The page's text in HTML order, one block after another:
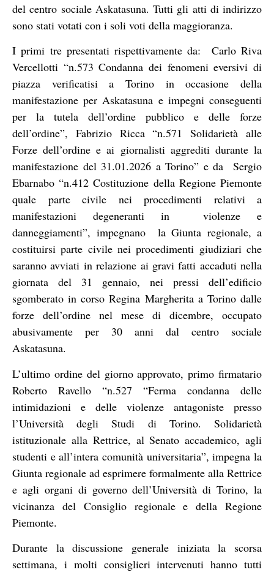
del centro sociale Askatasuna. Tutti gli atti di indirizzo
sono stati votati con i soli voti della maggioranza.
I primi tre presentati rispettivamente da: Carlo Riva
Vercellotti “n.573 Condanna dei fenomeni eversivi di
piazza verificatisi a Torino in occasione della
manifestazione per Askatasuna e impegni conseguenti
per la tutela dell’ordine pubblico e delle forze
dell’ordine”, Fabrizio Ricca “n.571 Solidarietà alle
Forze dell’ordine e ai giornalisti aggrediti durante la
manifestazione del 31.01.2026 a Torino” e da Sergio
Ebarnabo “n.412 Costituzione della Regione Piemonte
quale parte civile nei procedimenti relativi a
manifestazioni degeneranti in violenze e
danneggiamenti”, impegnano la Giunta regionale, a
costituirsi parte civile nei procedimenti giudiziari che
saranno avviati in relazione ai gravi fatti accaduti nella
giornata del 31 gennaio, nei pressi dell’edificio
sgomberato in corso Regina Margherita a Torino dalle
forze dell’ordine nel mese di dicembre, occupato
abusivamente per 30 anni dal centro sociale
Askatasuna.
L’ultimo ordine del giorno approvato, primo firmatario
Roberto Ravello “n.527 “Ferma condanna delle
intimidazioni e delle violenze antagoniste presso
l’Università degli Studi di Torino. Solidarietà
istituzionale alla Rettrice, al Senato accademico, agli
studenti e all’intera comunità universitaria”, impegna la
Giunta regionale ad esprimere formalmente alla Rettrice
e agli organi di governo dell’Università di Torino, la
vicinanza del Consiglio regionale e della Regione
Piemonte.
Durante la discussione generale iniziata la scorsa
settimana, i molti consiglieri intervenuti hanno tutti